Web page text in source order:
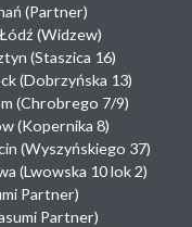
(Partner)
Łódź (Widzew)
(Staszica 16)
(Dobrzyńska 13)
(Chrobrego 7/9)
(Kopernika 8)
(Wyszyńskiego 37)
(Lwowska 10 lok 2)
Partner)
Partner)